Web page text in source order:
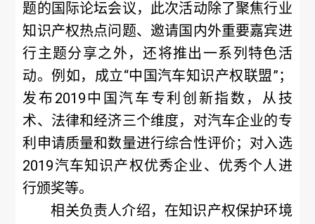
题的国际论坛会议，此次活动除了聚焦行业
知识产权热点问题、邀请国内外重要嘉宾进
行主题分享之外，还将推出一系列特色活
动。例如，成立“中国汽车知识产权联盟”；
发布2019中国汽车专利创新指数，从技
术、法律和经济三个维度，对汽车企业的专
利申请质量和数量进行综合性评价；对入选
2019汽车知识产权优秀企业、优秀个人进
行颁奖等。
相关负责人介绍，在知识产权保护环境